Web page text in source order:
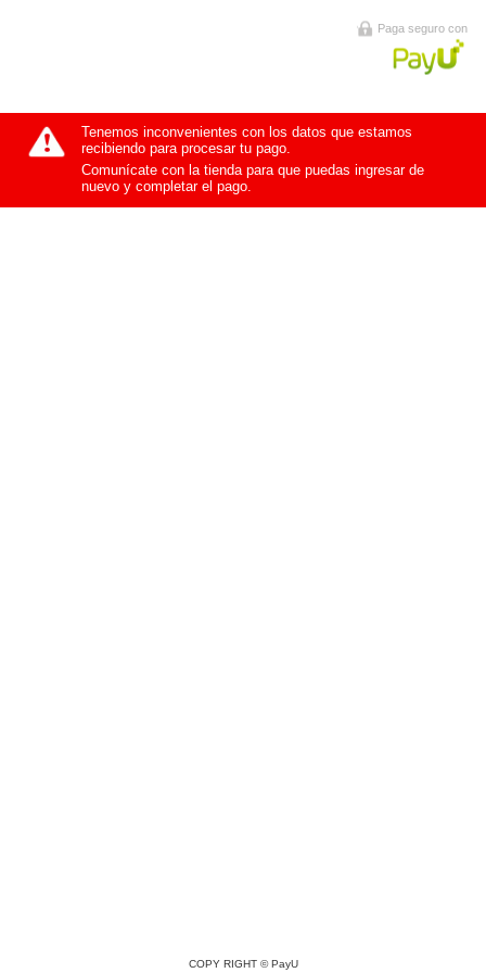
Paga seguro con
Tenemos inconvenientes con los datos que estamos
recibiendo para procesar tu pago.
Comunícate con la tienda para que puedas ingresar de
nuevo y completar el pago.
COPY RIGHT ©PayU